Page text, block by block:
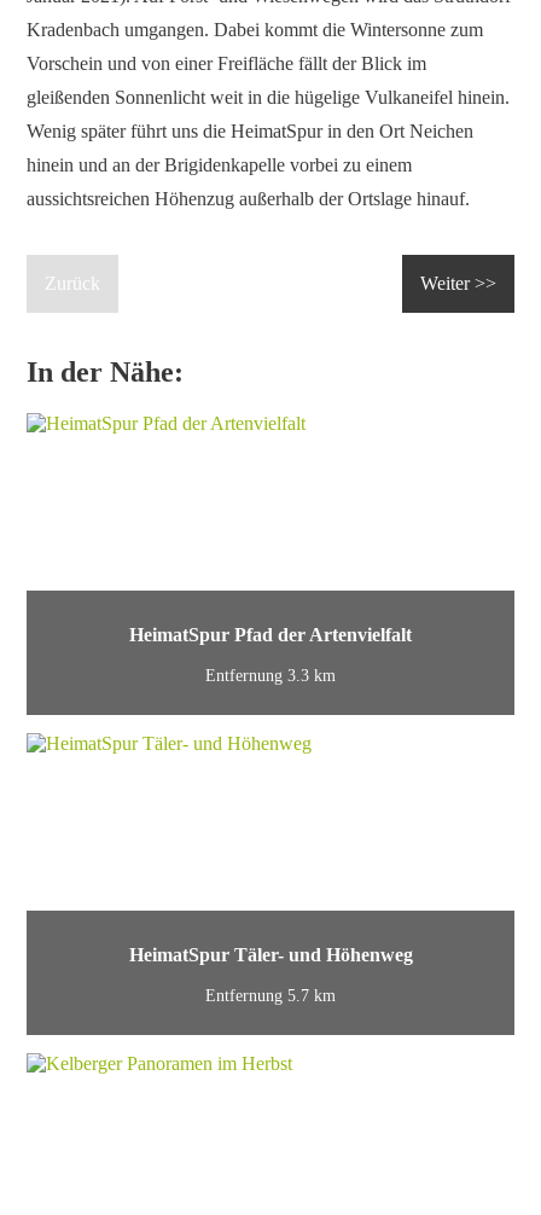
Kradenbach umgangen. Dabei kommt die Wintersonne zum
Vorschein und von einer Freifläche fällt der Blick im
gleißenden Sonnenlicht weit in die hügelige Vulkaneifel hinein.
Wenig später führt uns die HeimatSpur in den Ort Neichen
hinein und an der Brigidenkapelle vorbei zu einem
aussichtsreichen Höhenzug außerhalb der Ortslage hinauf.
Zurück Weiter >>
In der Nähe:
HeimatSpur Pfad der Artenvielfalt
Entfernung 3.3 km
HeimatSpur Täler- und Höhenweg
Entfernung 5.7 km